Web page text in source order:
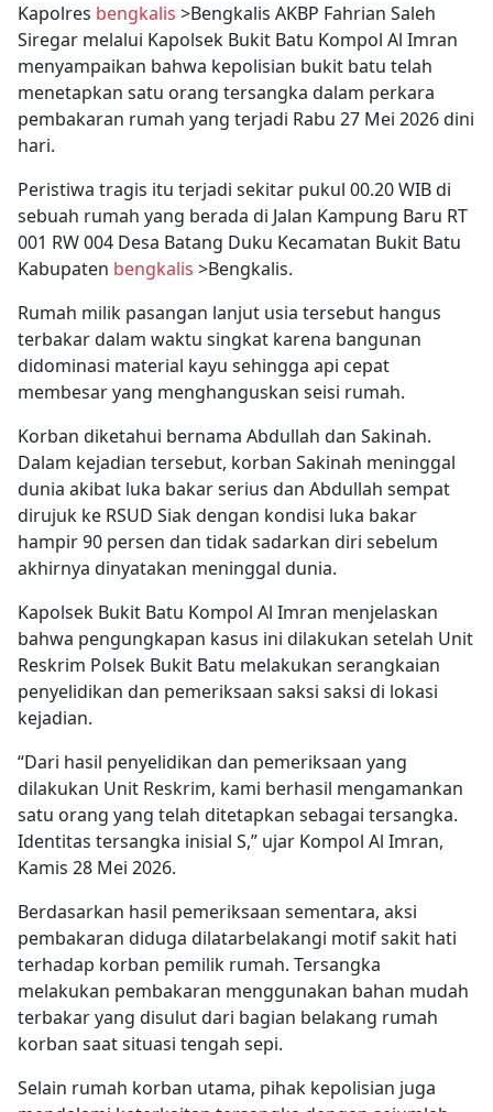
Kapolres bengkalis >Bengkalis AKBP Fahrian Saleh
Siregar melalui Kapolsek Bukit Batu Kompol Al Imran
menyampaikan bahwa kepolisian bukit batu telah
menetapkan satu orang tersangka dalam perkara
pembakaran rumah yang terjadi Rabu 27 Mei 2026 dini
hari.
Peristiwa tragis itu terjadi sekitar pukul 00.20 WIB di
sebuah rumah yang berada di Jalan Kampung Baru RT
001 RW 004 Desa Batang Duku Kecamatan Bukit Batu
Kabupaten bengkalis >Bengkalis.
Rumah milik pasangan lanjut usia tersebut hangus
terbakar dalam waktu singkat karena bangunan
didominasi material kayu sehingga api cepat
membesar yang menghanguskan seisi rumah.
Korban diketahui bernama Abdullah dan Sakinah.
Dalam kejadian tersebut, korban Sakinah meninggal
dunia akibat luka bakar serius dan Abdullah sempat
dirujuk ke RSUD Siak dengan kondisi luka bakar
hampir 90 persen dan tidak sadarkan diri sebelum
akhirnya dinyatakan meninggal dunia.
Kapolsek Bukit Batu Kompol Al Imran menjelaskan
bahwa pengungkapan kasus ini dilakukan setelah Unit
Reskrim Polsek Bukit Batu melakukan serangkaian
penyelidikan dan pemeriksaan saksi saksi di lokasi
kejadian.
“Dari hasil penyelidikan dan pemeriksaan yang
dilakukan Unit Reskrim, kami berhasil mengamankan
satu orang yang telah ditetapkan sebagai tersangka.
Identitas tersangka inisial S,” ujar Kompol Al Imran,
Kamis 28 Mei 2026.
Berdasarkan hasil pemeriksaan sementara, aksi
pembakaran diduga dilatarbelakangi motif sakit hati
terhadap korban pemilik rumah. Tersangka
melakukan pembakaran menggunakan bahan mudah
terbakar yang disulut dari bagian belakang rumah
korban saat situasi tengah sepi.
Selain rumah korban utama, pihak kepolisian juga